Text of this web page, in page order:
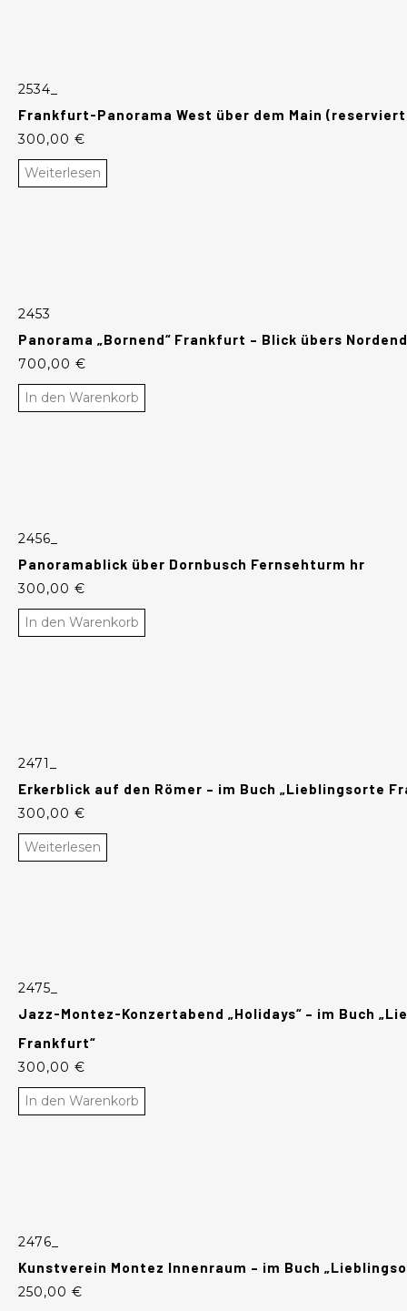
2534_
Frankfurt-Panorama West über dem Main
300,00 €
Weiterlesen
2453
Panorama „Bornend“ Frankfurt – Blick übers
700,00 €
In den Warenkorb
2456_
Panoramablick über Dornbusch Fernsehturm hr
300,00 €
In den Warenkorb
2471_
Erkerblick auf den Römer – im Buch „Lieblingsorte
300,00 €
Weiterlesen
2475_
Jazz-Montez-Konzertabend „Holidays“ – im Buch
Frankfurt“
300,00 €
In den Warenkorb
2476_
Kunstverein Montez Innenraum – im Buch
250,00 €